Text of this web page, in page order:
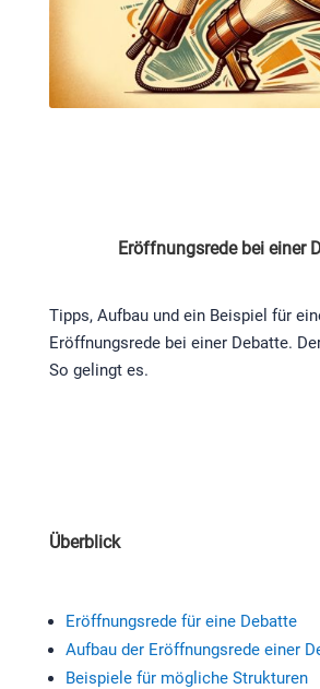
Eröffnungsrede bei einer
Tipps, Aufbau und ein Beispiel für
Eröffnungsrede bei einer Debatte.
So gelingt es.
Überblick
Eröffnungsrede für eine Debatte
Aufbau der Eröffnungsrede einer
Beispiele für mögliche Strukturen